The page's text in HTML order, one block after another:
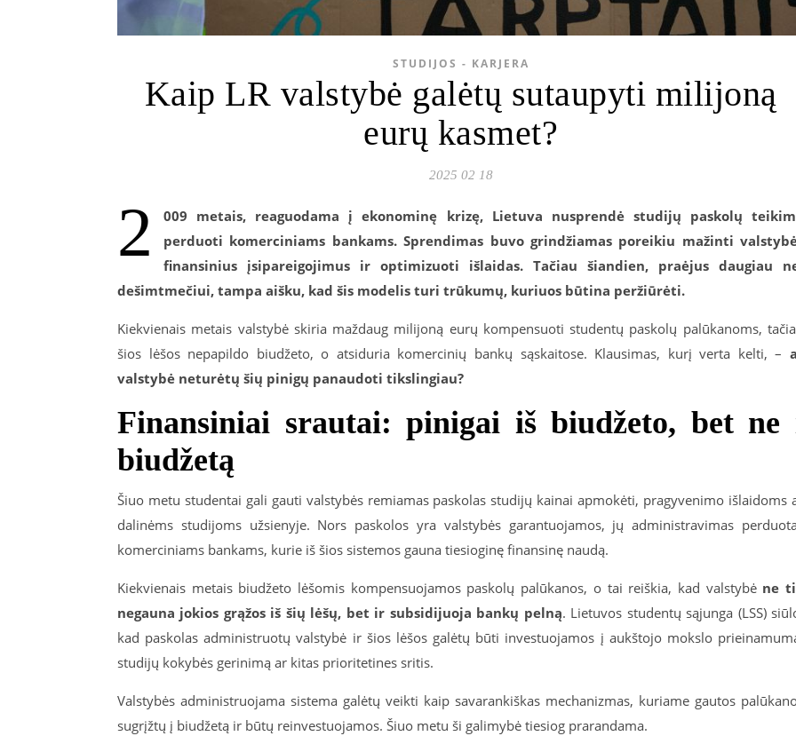
STUDIJOS - KARJERA
Kaip LR valstybė galėtų sutaupyti milijoną
eurų kasmet?
2025 02 18
2
009 metais, reaguodama į ekonominę krizę, Lietuva nusprendė studijų paskolų
perduoti komerciniams bankams. Sprendimas buvo grindžiamas poreikiu mažinti
finansinius įsipareigojimus ir optimizuoti išlaidas. Tačiau šiandien, praėjus daugiau
dešimtmečiui, tampa aišku, kad šis modelis turi trūkumų, kuriuos būtina peržiūrėti.
Kiekvienais metais valstybė skiria maždaug milijoną eurų kompensuoti studentų paskolų palūkanoms,
šios lėšos nepapildo biudžeto, o atsiduria komercinių bankų sąskaitose. Klausimas, kurį verta kelti, –
valstybė neturėtų šių pinigų panaudoti tikslingiau?
Finansiniai srautai: pinigai iš biudžeto, bet ne
biudžetą
Šiuo metu studentai gali gauti valstybės remiamas paskolas studijų kainai apmokėti, pragyvenimo išlaidoms
dalinėms studijoms užsienyje. Nors paskolos yra valstybės garantuojamos, jų administravimas
komerciniams bankams, kurie iš šios sistemos gauna tiesioginę finansinę naudą.
Kiekvienais metais biudžeto lėšomis kompensuojamos paskolų palūkanos, o tai reiškia, kad valstybė ne
negauna jokios grąžos iš šių lėšų, bet ir subsidijuoja bankų pelną. Lietuvos studentų sąjunga (LSS)
kad paskolas administruotų valstybė ir šios lėšos galėtų būti investuojamos į aukštojo mokslo
studijų kokybės gerinimą ar kitas prioritetines sritis.
Valstybės administruojama sistema galėtų veikti kaip savarankiškas mechanizmas, kuriame gautos
sugrįžtų į biudžetą ir būtų reinvestuojamos. Šiuo metu ši galimybė tiesiog prarandama.